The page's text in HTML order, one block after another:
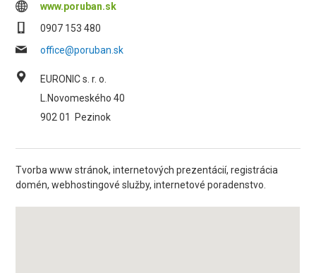
www.poruban.sk
0907 153 480
office@poruban.sk
EURONIC s. r. o.
L.Novomeského 40
902 01
Pezinok
Tvorba www stránok, internetových prezentácií, registrácia
domén, webhostingové služby, internetové poradenstvo.